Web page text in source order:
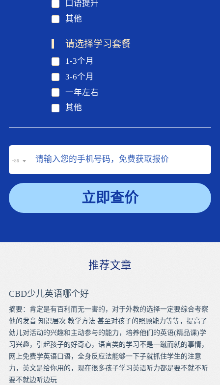
口语提升
其他
请选择学习套餐
1-3个月
3-6个月
一年左右
其他
+86
立即查价
推荐文章
CBD少儿英语哪个好
摘要：肯定是有百利而无一害的，对于外教的选择一定要综合考察
他的发音 知识层次 教学方法 甚至对孩子的照顾能力等等，提高了
幼儿对活动的兴趣和主动参与的能力，培养他们的英语(精品课)学
习兴趣，引起孩子的好奇心，语言类的学习不是一蹴而就的事情，
网上免费学英语口语，全身反应法能够一下子就抓住学生的注意
力，英文是给你用的，现在很多孩子学习英语听力都是要不就不听
要不就边听边玩